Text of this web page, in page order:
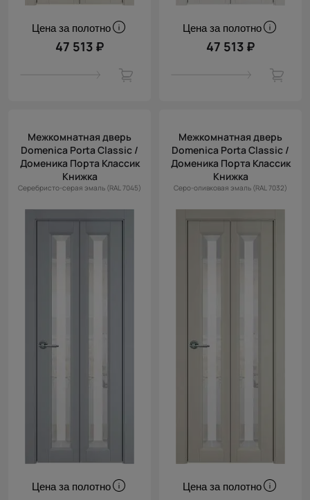
Цена за полотно
47 513 ₽
Цена за полотно
47 513 ₽
Межкомнатная дверь
Domenica Porta Classic /
Доменика Порта Классик
Книжка
Серебристо-серая эмаль (RAL 7045)
Цена за полотно
Межкомнатная дверь
Domenica Porta Classic /
Доменика Порта Классик
Книжка
Серо-оливковая эмаль (RAL 7032)
Цена за полотно